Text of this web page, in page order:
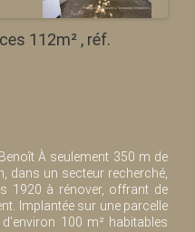
112m² , réf.
À seulement 350 m de
dans un secteur recherché,
1920 à rénover, offrant de
Implantée sur une parcelle
100 m² habitables